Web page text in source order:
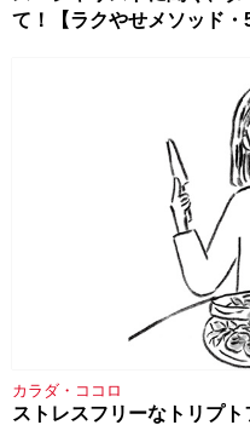
て！【ラクやせメソッド・5
カラダ・ココロ
ストレスフリーなトリプ